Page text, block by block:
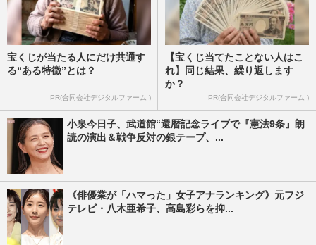
宝くじが当たる人にだけ共通す
る“ある特徴”とは？
PR(合同会社デジタルファーム )
【宝くじ当てたことない人はこ
れ】同じ結果、繰り返します
か？
PR(合同会社デジタルファーム )
小泉今日子、武道館“還暦記念ライブで『憲法9条』朗
読の演出＆戦争反対の銀テープ、...
《俳優業が「ハマった」女子アナランキング》元フジ
テレビ・八木亜希子、高島彩らを抑...